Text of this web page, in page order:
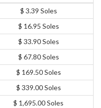
$ 3.39 Soles
$ 16.95 Soles
$ 33.90 Soles
$ 67.80 Soles
$ 169.50 Soles
$ 339.00 Soles
$ 1,695.00 Soles